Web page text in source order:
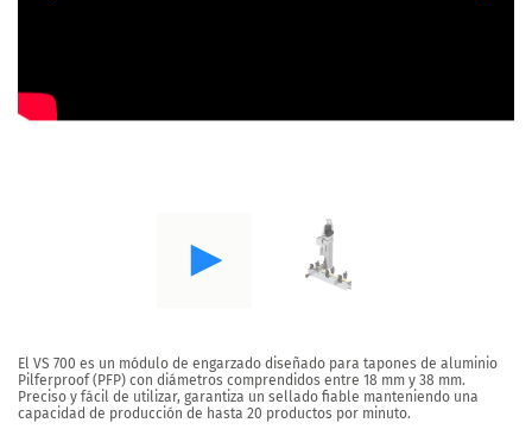
El VS 700 es un módulo de engarzado diseñado para tapones de aluminio
Pilferproof (PFP) con diámetros comprendidos entre 18 mm y 38 mm.
Preciso y fácil de utilizar, garantiza un sellado fiable manteniendo una
capacidad de producción de hasta 20 productos por minuto.